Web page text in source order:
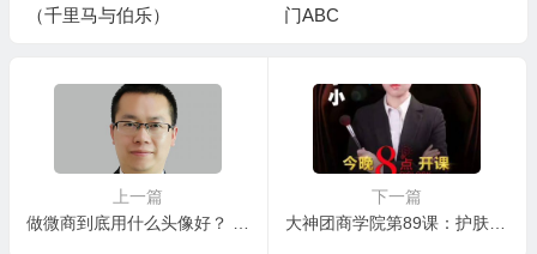
（千里马与伯乐）
门ABC
上一篇
做微商到底用什么头像好？ 换头像须知和注意事项
下一篇
大神团商学院第89课：护肤技巧小课堂